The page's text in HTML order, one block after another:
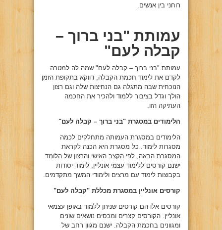
רוחני בין אנשים.
עמותת "בני ברוך –
קבלה לעם"
עמותת "בני ברוך – קבלה לעם" שמה לה למטרה
לקדם את לימוד חכמת הקבלה, דווקא בתקופת הזמן
הנוכחית שבה מתגלה גם הנחיצות שלה וגם רצון
הולך וגדל בציבור ללמוד ולהכיר את החכמה
העתיקה הזו.
הלימודים במסגרת "בני ברוך – קבלה לעם"
הלימודים במסגרת העמותה מתחלקים לכמה
מסגרות לימוד. כל מסגרת היא הכנה לקראת
המסגרת הבאה, לפי הקצב האישי והרצון של הלומד.
ישנם קורסים ללימוד עצמי אונליין, לימוד יסודות
בקבוצות לימוד עם מרצים ולימודי המשך מתקדמים.
קורסים אונליין במסגרת מכללת "קבלה לעם"
קורסים אלו הם קורסים שניתן ללמוד באופן עצמאי
אונליין. הקורסים קצרים ומכסים נושאים שונים
ומגוונים בחכמת הקבלה. ישנם מגוון רחב של